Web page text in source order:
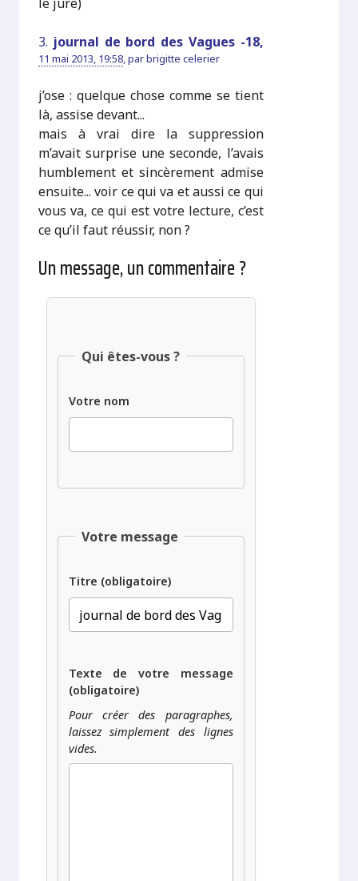
3. journal de bord des Vagues -18,
11 mai 2013, 19:58,parbrigitte celerier
j’ose : quelque chose comme se tient
là, assise devant...
mais à vrai dire la suppression
m’avait surprise une seconde, l’avais
humblement et sincèrement admise
ensuite... voir ce qui va et aussi ce qui
vous va, ce qui est votre lecture, c’est
ce qu’il faut réussir, non ?
Un message, un commentaire ?
Qui êtes-vous ?
Votre nom
Votre message
Titre (obligatoire)
Texte de votre message
(obligatoire)
Pour créer des paragraphes,
laissez simplement des lignes
vides.